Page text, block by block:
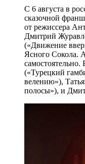
С 6 августа в
сказочной
от режиссера
Дмитрий
(«Движение
Ясного Сокола.
(«Турецкий
велению»),
полосы»), и